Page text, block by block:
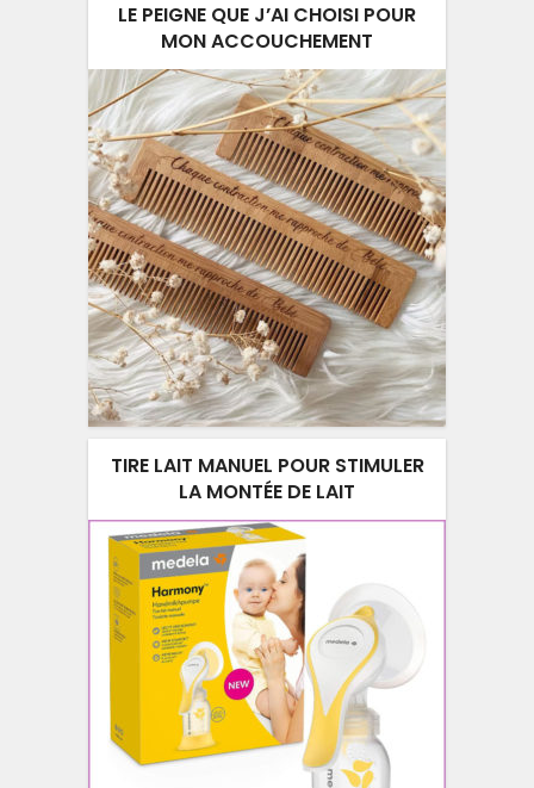
LE PEIGNE QUE J’AI CHOISI POUR
MON ACCOUCHEMENT
TIRE LAIT MANUEL POUR STIMULER
LA MONTÉE DE LAIT